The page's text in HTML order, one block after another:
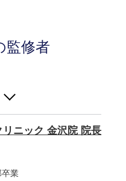
監修者
リニック 金沢院 院長
卒業